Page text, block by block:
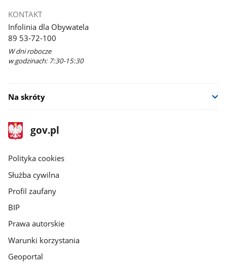
KONTAKT
Infolinia dla Obywatela
89 53-72-100
W dni robocze
w godzinach: 7:30-15:30
Na skróty
stopka
gov.pl
Strona
gov.pl
gov.pl
Polityka cookies
Służba cywilna
Profil zaufany
BIP
Prawa autorskie
Warunki korzystania
Geoportal